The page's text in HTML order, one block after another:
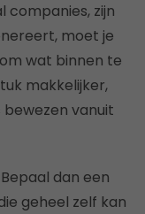
companies, zijn
moet je
wat binnen te
makkelijker,
vanuit
dan een
geheel zelf kan